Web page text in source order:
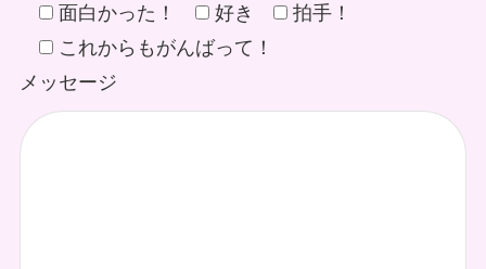
面白かった！ 好き
拍手！
これからもがんばって！
メッセージ